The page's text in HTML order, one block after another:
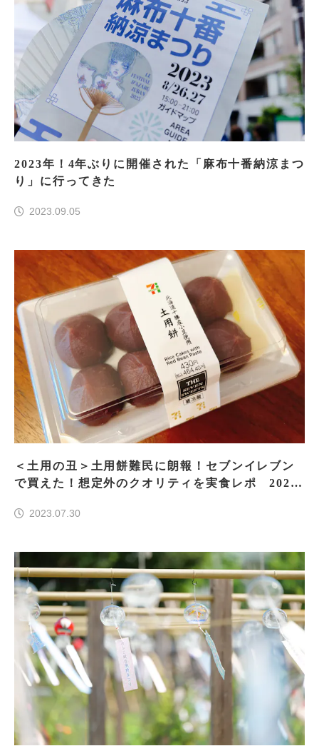
2023年！4年ぶりに開催された「麻布十番納涼まつ
り」に行ってきた
2023.09.05
＜土用の丑＞土用餅難民に朗報！セブンイレブン
で買えた！想定外のクオリティを実食レポ 2023
2023.07.30